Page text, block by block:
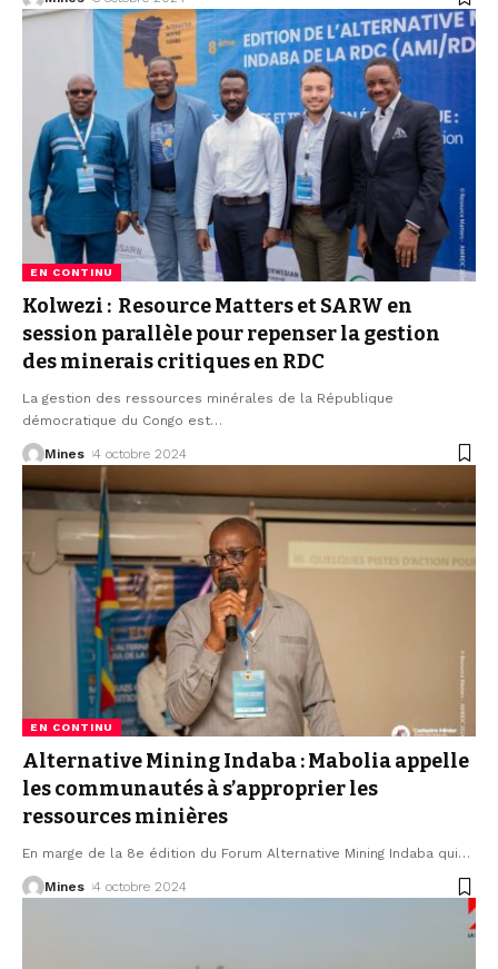
EN CONTINU
Kolwezi : Resource Matters et SARW en
session parallèle pour repenser la gestion
des minerais critiques en RDC
La gestion des ressources minérales de la République
démocratique du Congo est…
Mines 4 octobre 2024
EN CONTINU
Alternative Mining Indaba : Mabolia appelle
les communautés à s’approprier les
ressources minières
En marge de la 8e édition du Forum Alternative Mining Indaba qui…
Mines 4 octobre 2024